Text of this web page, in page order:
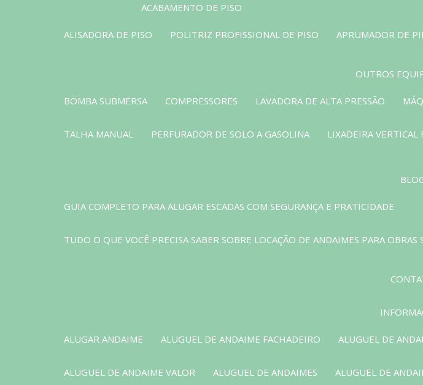
ACABAMENTO DE PISO
ALISADORA DE PISO POLITRIZ PROFISSIONAL DE PISO APRUMADOR DE
OUTROS
BOMBA SUBMERSA COMPRESSORES LAVADORA DE ALTA PRESSÃO
TALHA MANUAL PERFURADOR DE SOLO A GASOLINA LIXADEIRA
GUIA COMPLETO PARA ALUGAR ESCADAS COM SEGURANÇA E PRATICIDADE
TUDO O QUE VOCÊ PRECISA SABER SOBRE LOCAÇÃO DE ANDAIMES PARA OBRAS
ALUGAR ANDAIME ALUGUEL DE ANDAIME FACHADEIRO ALUGUEL DE
ALUGUEL DE ANDAIME VALOR ALUGUEL DE ANDAIMES ALUGUEL DE